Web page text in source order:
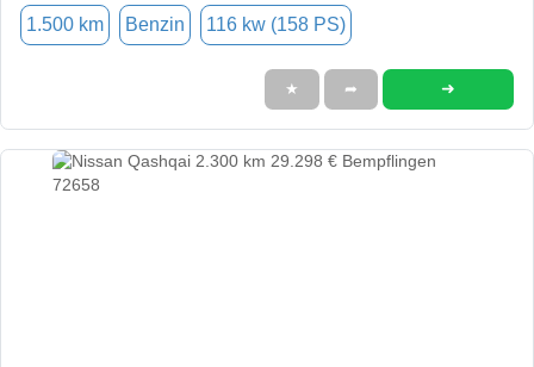
1.500 km Benzin 116 kw (158 PS)
★ ➦ ➜